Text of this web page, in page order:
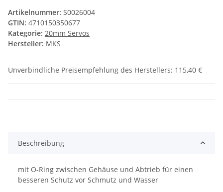
Artikelnummer: S0026004
GTIN: 4710150350677
Kategorie: 20mm Servos
Hersteller: MKS
Unverbindliche Preisempfehlung des Herstellers: 115,40 €
Beschreibung
mit O-Ring zwischen Gehäuse und Abtrieb für einen
besseren Schutz vor Schmutz und Wasser